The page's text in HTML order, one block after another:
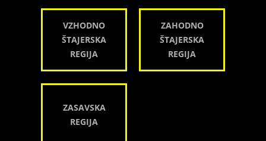
VZHODNO
ŠTAJERSKA
REGIJA
ZAHODNO
ŠTAJERSKA
REGIJA
ZASAVSKA
REGIJA